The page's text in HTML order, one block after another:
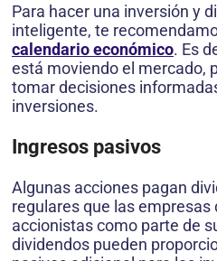
Para hacer una inversión y
inteligente, te
calendario económico. Es
está moviendo el mercado,
tomar decisiones
inversiones.
Ingresos pasivos
Algunas acciones pagan
regulares que las empresas
accionistas como parte de
dividendos pueden